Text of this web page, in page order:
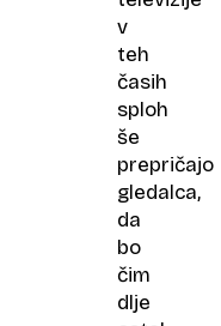
v
teh
časih
sploh
še
prepričajo
gledalca,
da
bo
čim
dlje